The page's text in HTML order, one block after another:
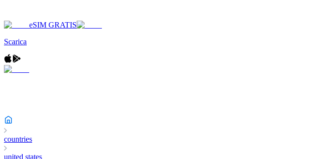
eSIM GRATIS
Scarica
countries
united states